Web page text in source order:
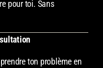
pour toi. Sans
ton problème en